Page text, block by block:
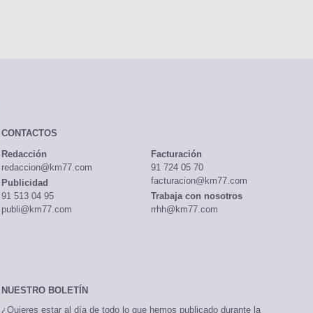
CONTACTOS
Redacción
redaccion@km77.com
Publicidad
91 513 04 95
publi@km77.com
Facturación
91 724 05 70
facturacion@km77.com
Trabaja con nosotros
rrhh@km77.com
NUESTRO BOLETÍN
¿Quieres estar al día de todo lo que hemos publicado durante la